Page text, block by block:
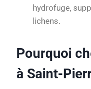
hydrofuge,
lichens.
Pourquoi
à Saint-